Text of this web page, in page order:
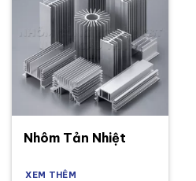
Nhôm Tản Nhiệt
XEM THÊM